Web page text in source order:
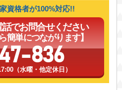
資格者が100%対応!!
でお問合せください
簡単につながります】
836
（水曜・他定休日）